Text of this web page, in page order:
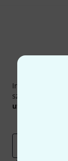
Iratkozz fel a
szerencsével
utalvány